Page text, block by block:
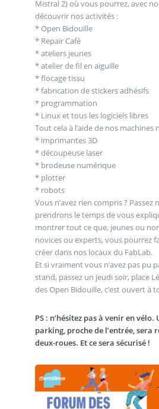
Mistral 2) où vous pourrez, avec
découvrir nos activités :
* Open Bidouille
* Repair Café
* ateliers jeunes
* atelier de fil en aiguille
* flocage tissu
* fabrication de stickers adhésifs
* programmation
* Linux et tous les logiciels libres
Tout cela à l’aide de nos machines
* imprimantes 3D
* découpeuse laser
* brodeuse numérique
* plotter
* robots
Vous n’avez rien compris ? Passez
prendrons le temps de vous
montrer tout ce que, jeunes ou
novices ou experts, vous pourrez
créer dans nos locaux du FabLab.
Et si vraiment vous n’avez pas pu
stand, passez un jeudi soir, place
des Open Bidouille, c’est ouvert à
PS : n’hésitez pas à venir en
parking, proche de l’entrée, sera
deux-roues. Et ce sera sécurisé !